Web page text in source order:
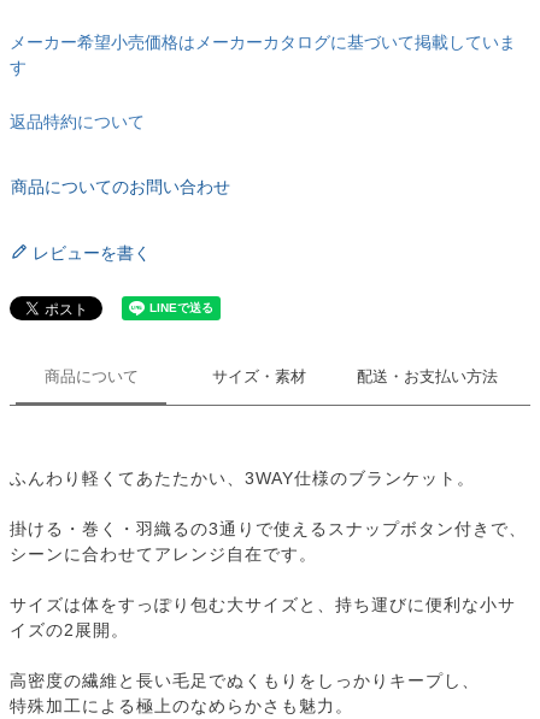
メーカー希望小売価格はメーカーカタログに基づいて掲載していま
す
返品特約について
商品についてのお問い合わせ
レビューを書く
商品について サイズ・素材 配送・お支払い方法
ふんわり軽くてあたたかい、3WAY仕様のブランケット。
掛ける・巻く・羽織るの3通りで使えるスナップボタン付きで、
シーンに合わせてアレンジ自在です。
サイズは体をすっぽり包む大サイズと、持ち運びに便利な小サ
イズの2展開。
高密度の繊維と長い毛足でぬくもりをしっかりキープし、
特殊加工による極上のなめらかさも魅力。